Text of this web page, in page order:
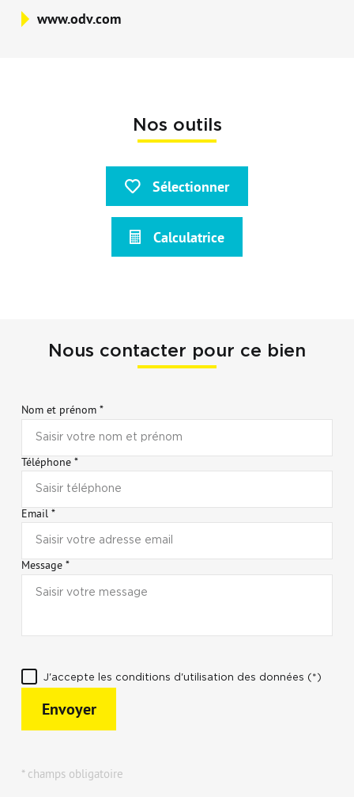
www.odv.com
Nos outils
Sélectionner
Calculatrice
Nous contacter pour ce bien
Nom et prénom *
Téléphone *
Email *
Message *
J'accepte les conditions d'utilisation des données (*)
Envoyer
* champs obligatoire